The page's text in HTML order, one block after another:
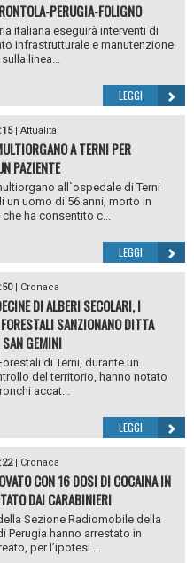
PERUGIA-FOLIGNO
italiana eseguirà interventi di
infrastrutturale e manutenzione
linea...
LEGGI
| Attualità
A TERNI PER
PAZIENTE
all`ospedale di Terni
un uomo di 56 anni, morto in
ha consentito c...
LEGGI
| Cronaca
DI ALBERI SECOLARI, I
SANZIONANO DITTA
GEMINI
di Terni, durante un
del territorio, hanno notato
accat...
LEGGI
| Cronaca
CON 16 DOSI DI COCAINA IN
DAI CARABINIERI
Sezione Radiomobile della
Perugia hanno arrestato in
per l’ipotesi ...